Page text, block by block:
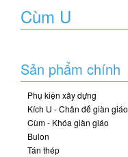
Cùm U
Sản phẩm chính
Phụ kiện xây dựng
Kích U - Chân đế giàn giáo
Cùm - Khóa giàn giáo
Bulon
Tán thép